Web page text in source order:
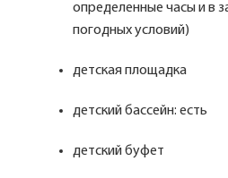
определенные часы и в
погодных условий)
детская площадка
детский бассейн: есть
детский буфет